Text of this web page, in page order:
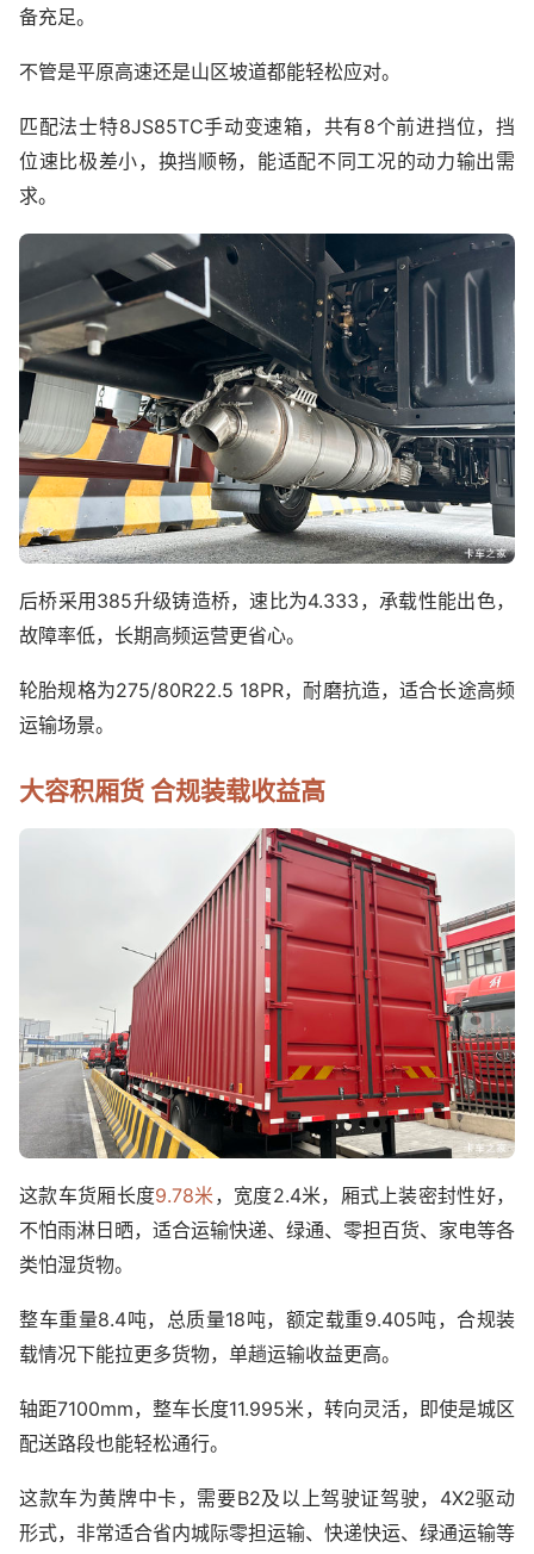
备充足。
不管是平原高速还是山区坡道都能轻松应对。
匹配法士特8JS85TC手动变速箱，共有8个前进挡位，挡
位速比极差小，换挡顺畅，能适配不同工况的动力输出需
求。
后桥采用385升级铸造桥，速比为4.333，承载性能出色，
故障率低，长期高频运营更省心。
轮胎规格为275/80R22.5 18PR，耐磨抗造，适合长途高频
运输场景。
大容积厢货 合规装载收益高
这款车货厢长度9.78米，宽度2.4米，厢式上装密封性好，
不怕雨淋日晒，适合运输快递、绿通、零担百货、家电等各
类怕湿货物。
整车重量8.4吨，总质量18吨，额定载重9.405吨，合规装
载情况下能拉更多货物，单趟运输收益更高。
轴距7100mm，整车长度11.995米，转向灵活，即使是城区
配送路段也能轻松通行。
这款车为黄牌中卡，需要B2及以上驾驶证驾驶，4X2驱动
形式，非常适合省内城际零担运输、快递快运、绿通运输等